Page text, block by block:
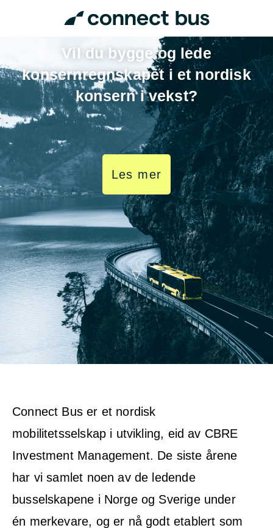
Vil du bygge og lede
konsernregnskapet i et nordisk
konsern i vekst?
Les mer
▽
Connect Bus er et nordisk
mobilitetsselskap i utvikling, eid av CBRE
Investment Management. De siste årene
har vi samlet noen av de ledende
busselskapene i Norge og Sverige under
én merkevare, og er nå godt etablert som